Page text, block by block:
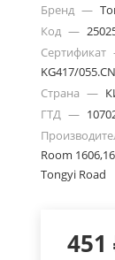
Бренд —
Код —
Сертификат
KG417/
Страна —
ГТД —
Room
Tongyi Road
451